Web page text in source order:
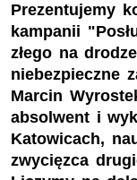
Prezentujemy
kampanii
złego na
niebezpieczne
Marcin
absolwent i
Katowicach,
zwycięzca